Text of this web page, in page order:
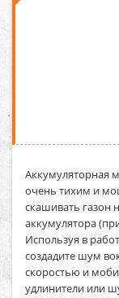
Аккумуляторная
очень тихим и
скашивать газон
аккумулятора
Используя в
создадите шум
скоростью и
удлинители или